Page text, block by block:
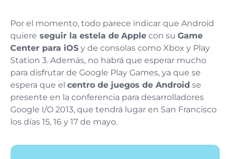
Por el momento, todo parece indicar que Android
quiere seguir la estela de Apple con su Game
Center para iOS y de consolas como Xbox y Play
Station 3. Además, no habrá que esperar mucho
para disfrutar de Google Play Games, ya que se
espera que el centro de juegos de Android se
presente en la conferencia para desarrolladores
Google I/O 2013, que tendrá lugar en San Francisco
los días 15, 16 y 17 de mayo.